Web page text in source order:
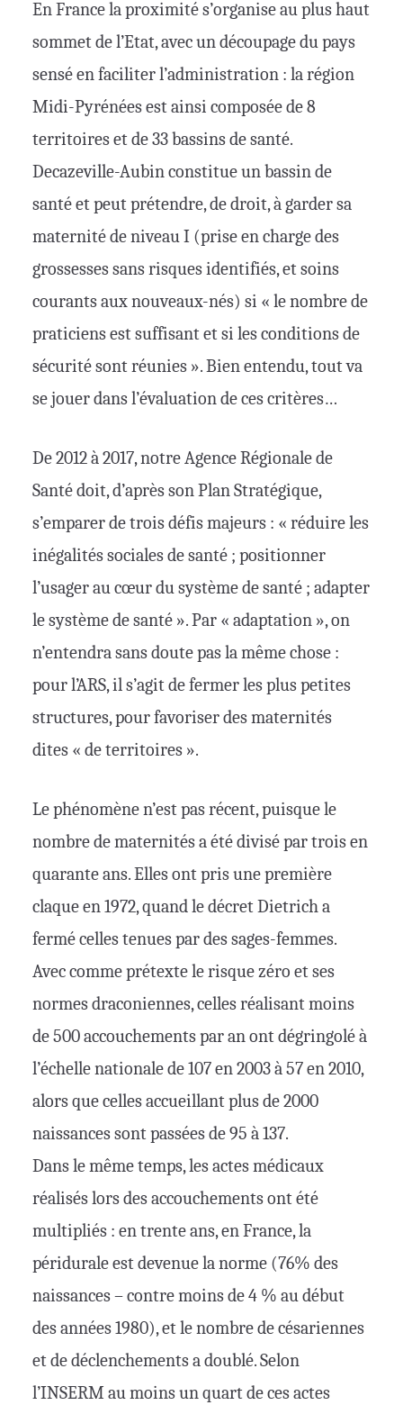
En France la proximité s’organise au plus haut
sommet de l’Etat, avec un découpage du pays
sensé en faciliter l’administration : la région
Midi-Pyrénées est ainsi composée de 8
territoires et de 33 bassins de santé.
Decazeville-Aubin constitue un bassin de
santé et peut prétendre, de droit, à garder sa
maternité de niveau I (prise en charge des
grossesses sans risques identifiés, et soins
courants aux nouveaux-nés) si « le nombre de
praticiens est suffisant et si les conditions de
sécurité sont réunies ». Bien entendu, tout va
se jouer dans l’évaluation de ces critères…
De 2012 à 2017, notre Agence Régionale de
Santé doit, d’après son Plan Stratégique,
s’emparer de trois défis majeurs : « réduire les
inégalités sociales de santé ; positionner
l’usager au cœur du système de santé ; adapter
le système de santé ». Par « adaptation », on
n’entendra sans doute pas la même chose :
pour l’ARS, il s’agit de fermer les plus petites
structures, pour favoriser des maternités
dites « de territoires ».
Le phénomène n’est pas récent, puisque le
nombre de maternités a été divisé par trois en
quarante ans. Elles ont pris une première
claque en 1972, quand le décret Dietrich a
fermé celles tenues par des sages-femmes.
Avec comme prétexte le risque zéro et ses
normes draconiennes, celles réalisant moins
de 500 accouchements par an ont dégringolé à
l’échelle nationale de 107 en 2003 à 57 en 2010,
alors que celles accueillant plus de 2000
naissances sont passées de 95 à 137.
Dans le même temps, les actes médicaux
réalisés lors des accouchements ont été
multipliés : en trente ans, en France, la
péridurale est devenue la norme (76% des
naissances – contre moins de 4 % au début
des années 1980), et le nombre de césariennes
et de déclenchements a doublé. Selon
l’INSERM au moins un quart de ces actes